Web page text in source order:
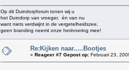
Op dit Duindorpforum tonen wij u
het Duindorp van vroeger, én van nu
want niets verdwijnt in de vergetelheidszee,
geen branding neemt onze herinnering mee!
Re:Kijken naar.....Bootjes
« Reageer #7 Gepost op: Februari 23,